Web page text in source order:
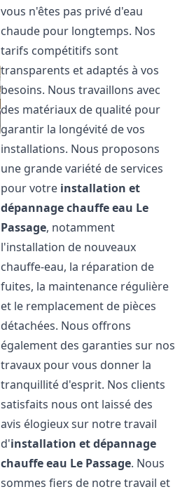
vous n'êtes pas privé d'eau
chaude pour longtemps. Nos
tarifs compétitifs sont
transparents et adaptés à vos
besoins. Nous travaillons avec
des matériaux de qualité pour
garantir la longévité de vos
installations. Nous proposons
une grande variété de services
pour votre installation et
dépannage chauffe eau Le
Passage, notamment
l'installation de nouveaux
chauffe-eau, la réparation de
fuites, la maintenance régulière
et le remplacement de pièces
détachées. Nous offrons
également des garanties sur nos
travaux pour vous donner la
tranquillité d'esprit. Nos clients
satisfaits nous ont laissé des
avis élogieux sur notre travail
d'installation et dépannage
chauffe eau Le Passage. Nous
sommes fiers de notre travail et